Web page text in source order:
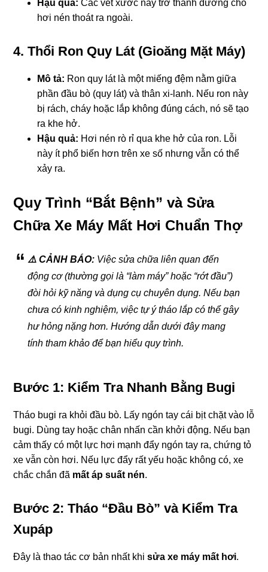
Hậu quả: Các vết xước này trở thành đường cho
hơi nén thoát ra ngoài.
4. Thổi Ron Quy Lát (Gioăng Mặt Máy)
Mô tả: Ron quy lát là một miếng đệm nằm giữa
phần đầu bò (quy lát) và thân xi-lanh. Nếu ron này
bị rách, cháy hoặc lắp không đúng cách, nó sẽ tạo
ra khe hở.
Hậu quả: Hơi nén rò rỉ qua khe hở của ron. Lỗi
này ít phổ biến hơn trên xe số nhưng vẫn có thể
xảy ra.
Quy Trình “Bắt Bệnh” và Sửa
Chữa Xe Máy Mất Hơi Chuẩn Thợ
⚠️ CẢNH BÁO: Việc sửa chữa liên quan đến
động cơ (thường gọi là “làm máy” hoặc “rớt đầu”)
đòi hỏi kỹ năng và dụng cụ chuyên dụng. Nếu bạn
chưa có kinh nghiệm, việc tự ý tháo lắp có thể gây
hư hỏng nặng hơn. Hướng dẫn dưới đây mang
tính tham khảo để bạn hiểu quy trình.
Bước 1: Kiểm Tra Nhanh Bằng Bugi
Tháo bugi ra khỏi đầu bò. Lấy ngón tay cái bịt chặt vào lỗ
bugi. Dùng tay hoặc chân nhấn cần khởi động. Nếu bạn
cảm thấy có một lực hơi mạnh đẩy ngón tay ra, chứng tỏ
xe vẫn còn hơi. Nếu lực đẩy rất yếu hoặc không có, xe
chắc chắn đã mất áp suất nén.
Bước 2: Tháo “Đầu Bò” và Kiểm Tra
Xupáp
Đây là thao tác cơ bản nhất khisửa xe máy mất hơi.